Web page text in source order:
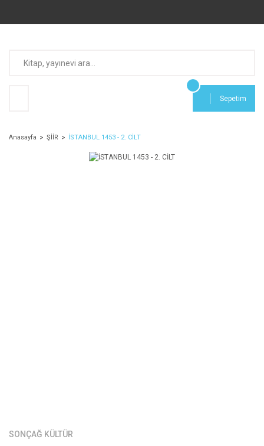
Sepetim
Anasayfa ŞİİR İSTANBUL 1453 - 2. CİLT
SONÇAĞ KÜLTÜR